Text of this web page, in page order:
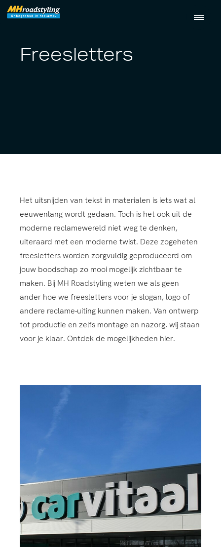
Freesletters
Het uitsnijden van tekst in materialen is iets wat al
eeuwenlang wordt gedaan. Toch is het ook uit de
moderne reclamewereld niet weg te denken,
uiteraard met een moderne twist. Deze zogeheten
freesletters worden zorgvuldig geproduceerd om
jouw boodschap zo mooi mogelijk zichtbaar te
maken. Bij MH Roadstyling weten we als geen
ander hoe we freesletters voor je slogan, logo of
andere reclame-uiting kunnen maken. Van ontwerp
tot productie en zelfs montage en nazorg, wij staan
voor je klaar. Ontdek de mogelijkheden hier.